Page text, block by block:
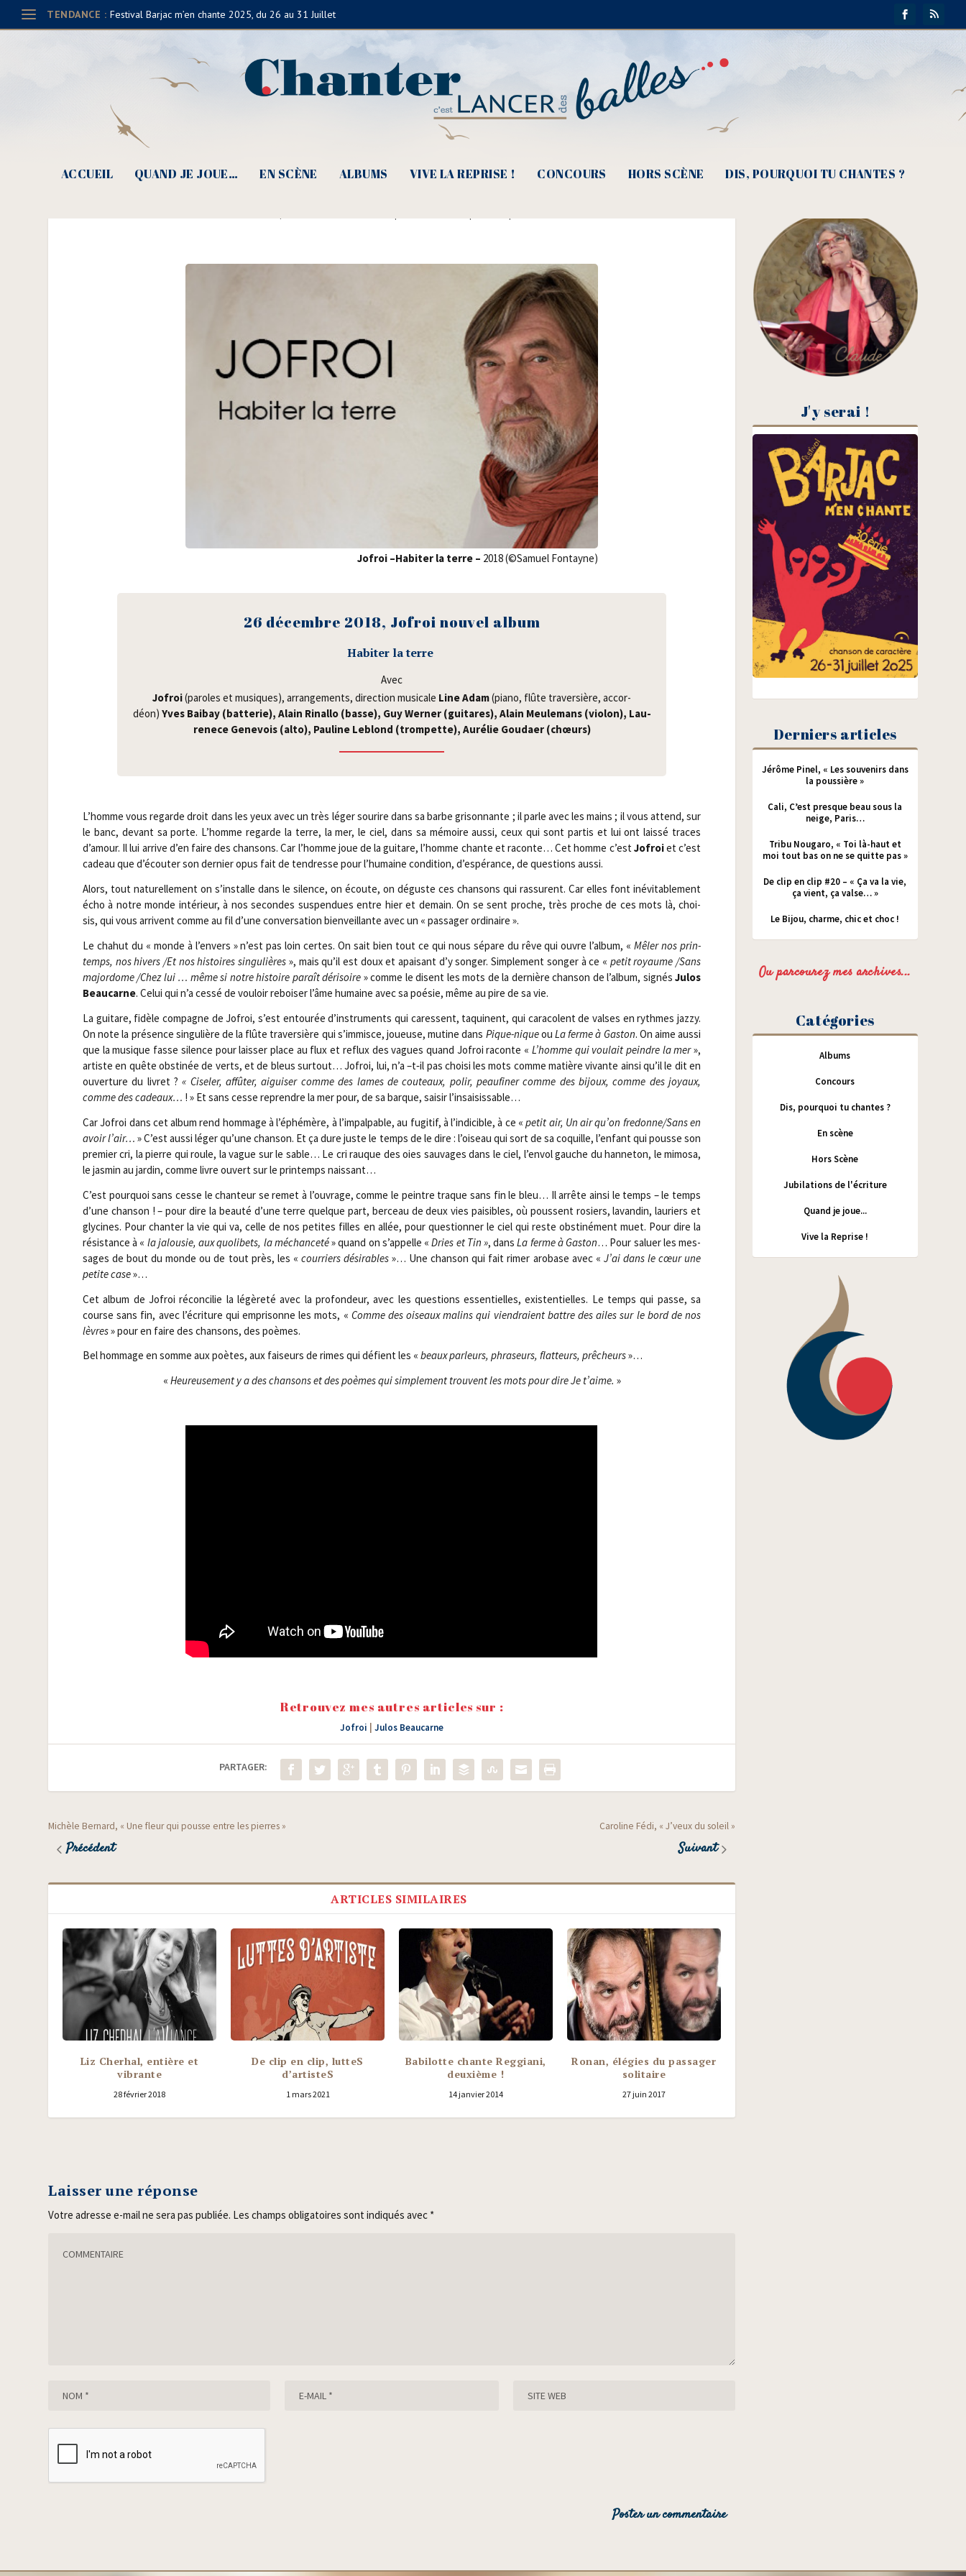
TENDANCE : Festival Barjac m’en chante 2025, du 26 au 31 Juillet
ACCUEIL QUAND JE JOUE… EN SCÈNE ALBUMS VIVE LA REPRISE ! CONCOURS HORS SCÈNE DIS, POURQUOI TU CHANTES ?
Jofroi, « Heureusement y a des chansons »
Jofroi –Habi­ter la terre – 2018 (©Samuel Fontayne)
26 décembre 2018, Jofroi nou­vel album
Habi­ter la terre
Avec
Jofroi(paroles et musiques), arran­ge­ments, direc­tion musi­cale Line Adam(pia­no, flûte tra­ver­sière, accor­
déon) Yves Bai­bay (bat­te­rie), Alain Rinal­lo (basse), Guy Wer­ner (gui­tares), Alain Meu­le­mans (vio­lon), Lau­
re­nece Gene­vois (alto), Pau­line Leblond (trom­pette), Auré­lie Gou­daer (chœurs)
L’homme vous regarde droit dans les yeux avec un très léger sou­rire dans sa barbe gri­son­nante ; il parle avec les mains ; il vous attend, sur
le banc, devant sa porte. L’homme regarde la terre, la mer, le ciel, dans sa mémoire aus­si, ceux qui sont par­tis et lui ont lais­sé traces
d’amour. Il lui arrive d’en faire des chan­sons. Car l’homme joue de la gui­tare, l’homme chante et raconte… Cet homme c’estJofroiet c’est
cadeau que d’écouter son der­nier opus fait de ten­dresse pour l’humaine condi­tion, d’espérance, de ques­tions aussi.
Alors, tout natu­rel­le­ment on s’installe dans le silence, on écoute, on déguste ces chan­sons qui ras­surent. Car elles font inévi­ta­ble­ment
écho à notre monde inté­rieur, à nos secondes sus­pen­dues entre hier et demain. On se sent proche, très proche de ces mots là, choi­
sis, qui vous arrivent comme au fil d’une conver­sa­tion bien­veillante avec un « pas­sa­ger ordinaire ».
Le cha­hut du « monde à l’envers » n’est pas loin certes. On sait bien tout ce qui nous sépare du rêve qui ouvre l’album, «Mêler nos prin­
temps, nos hivers /​Et nos his­toires sin­gu­lières », mais qu’il est doux et apai­sant d’y son­ger. Sim­ple­ment son­ger à ce « petit royaume /​Sans
major­dome /​Chez lui … même si notre his­toire paraît déri­soire » comme le disent les mots de la der­nière chan­son de l’album, signésJulos
Beau­carne. Celui qui n’a ces­sé de vou­loir reboi­ser l’âme humaine avec sa poé­sie, même au pire de sa vie.
La gui­tare, fidèle com­pagne de Jofroi, s’est entou­rée d’instruments qui caressent, taquinent, qui cara­colent de valses en rythmes jaz­zy.
On note la pré­sence sin­gu­lière de la flûte tra­ver­sière qui s’immisce, joueuse, mutine dans Pique-niqueou La ferme à Gas­ton. On aime aus­si
que la musique fasse silence pour lais­ser place au flux et reflux des vagues quand Jofroi raconte « L’homme qui vou­lait peindre la mer»,
artiste en quête obs­ti­née de verts, et de bleus sur­tout… Jofroi, lui, n’a –t‑il pas choi­si les mots comme matière vivante ain­si qu’il le dit en
ouver­ture du livret ?« Cise­ler, affû­ter, aigui­ser comme des lames de cou­teaux, polir, peau­fi­ner comme des bijoux, comme des joyaux,
comme des cadeaux… ! » Et sans cesse reprendre la mer pour, de sa barque, sai­sir l’insaisissable…
Car Jofroi dans cet album rend hom­mage à l’éphémère, à l’impalpable, au fugi­tif, à l’indicible, à ce «petit air, Un air qu’on fredonne/​Sans en
avoir l’air… » C’est aus­si léger qu’une chan­son. Et ça dure juste le temps de le dire : l’oiseau qui sort de sa coquille, l’enfant qui pousse son
pre­mier cri, la pierre qui roule, la vague sur le sable… Le cri rauque des oies sau­vages dans le ciel, l’envol gauche du han­ne­ton, le mimo­sa,
le jas­min au jar­din, comme livre ouvert sur le prin­temps naissant…
C’est pour­quoi sans cesse le chan­teur se remet à l’ouvrage, comme le peintre traque sans fin le bleu… Il arrête ain­si le temps – le temps
d’une chan­son ! – pour dire la beau­té d’une terre quelque part, ber­ceau de deux vies pai­sibles, où poussent rosiers, lavan­din, lau­riers et
gly­cines. Pour chan­ter la vie qui va, celle de nos petites filles en allée, pour ques­tion­ner le ciel qui reste obs­ti­né­ment muet. Pour dire la
résis­tance à « la jalou­sie, aux quo­li­bets, la méchan­ce­té» quand on s’appelle «Dries et Tin », dansLa ferme à Gas­ton… Pour saluer les mes­
sages de bout du monde ou de tout près, les « cour­riers dési­rables»… Une chan­son qui fait rimer aro­base avec « J’ai dans le cœur une
petite case»…
Cet album de Jofroi récon­ci­lie la légè­re­té avec la pro­fon­deur, avec les ques­tions essen­tielles, exis­ten­tielles. Le temps qui passe, sa
course sans fin, avec l’écriture qui empri­sonne les mots, « Comme des oiseaux malins qui vien­draient battre des ailes sur le bord de nos
lèvres» pour en faire des chan­sons, des poèmes.
Bel hom­mage en somme aux poètes, aux fai­seurs de rimes qui défient les « beauxpar­leurs, phra­seurs, flat­teurs, prê­cheurs»…
« Heu­reu­se­ment y a des chan­sons et des poèmes qui sim­ple­ment trouvent les mots pour dire Je t’aime. »
Retrouvez mes autres articles sur :
Jofroi |Julos Beaucarne
PARTAGER:
Michèle Bernard, « Une fleur qui pousse entre les pierres »
Précédent
Caroline Fédi, « J’veux du soleil »
Suivant
ARTICLES SIMILAIRES
Liz Cherhal, entière et
vibrante
28 février 2018
De clip en clip, lutteS
d’artisteS
1 mars 2021
Babilotte chante Reggiani,
deuxième !
14 janvier 2014
Ronan, élégies du passager
solitaire
27 juin 2017
Laisser une réponse
Votre adresse e-mail ne sera pas publiée. Les champs obligatoires sont indiqués avec *
J'y serai !
Derniers articles
Jérôme Pinel, « Les souvenirs dans
la poussière »
Cali, C’est presque beau sous la
neige, Paris…
Tribu Nougaro, « Toi là-haut et
moi tout bas on ne se quitte pas »
De clip en clip #20 – « Ça va la vie,
ça vient, ça valse… »
Le Bijou, charme, chic et choc !
Ou parcourez mes archives...
Catégories
Albums
Concours
Dis, pourquoi tu chantes ?
En scène
Hors Scène
Jubilations de l'écriture
Quand je joue...
Vive la Reprise !